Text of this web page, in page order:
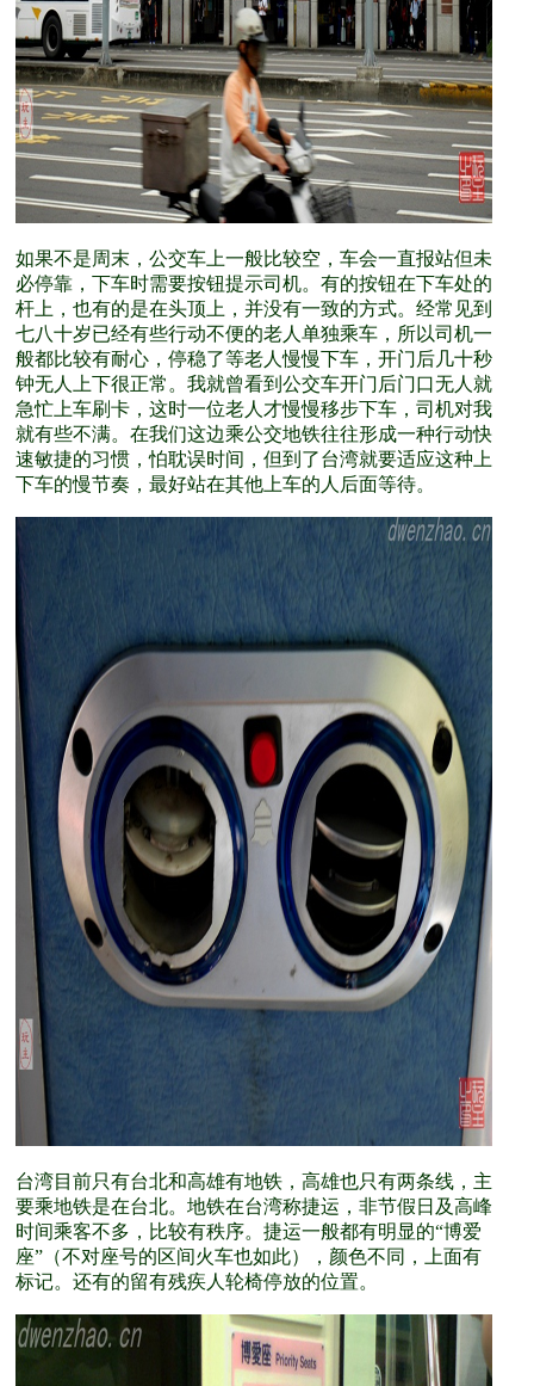
如果不是周末，公交车上一般比较空，车会一直报站但未
必停靠，下车时需要按钮提示司机。有的按钮在下车处的
杆上，也有的是在头顶上，并没有一致的方式。经常见到
七八十岁已经有些行动不便的老人单独乘车，所以司机一
般都比较有耐心，停稳了等老人慢慢下车，开门后几十秒
钟无人上下很正常。我就曾看到公交车开门后门口无人就
急忙上车刷卡，这时一位老人才慢慢移步下车，司机对我
就有些不满。在我们这边乘公交地铁往往形成一种行动快
速敏捷的习惯，怕耽误时间，但到了台湾就要适应这种上
下车的慢节奏，最好站在其他上车的人后面等待。
台湾目前只有台北和高雄有地铁，高雄也只有两条线，主
要乘地铁是在台北。地铁在台湾称捷运，非节假日及高峰
时间乘客不多，比较有秩序。捷运一般都有明显的“博爱
座”（不对座号的区间火车也如此），颜色不同，上面有
标记。还有的留有残疾人轮椅停放的位置。